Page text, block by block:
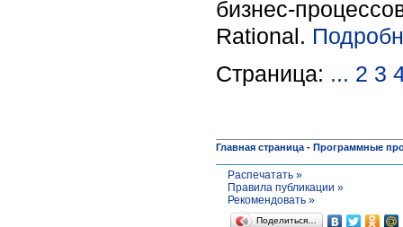
бизнес-
Rational.
Страница: ... 2 3
Главная страница - Программные
Распечатать »
Правила публикации »
Рекомендовать »
Поделиться…